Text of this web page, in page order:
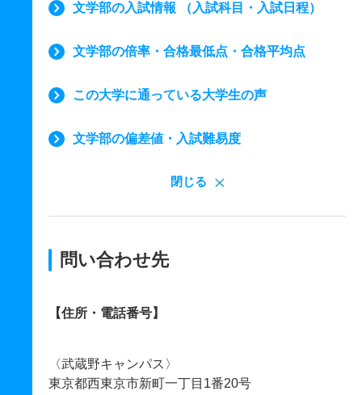
文学部の入試情報 （入試科目・入試日程）
文学部の倍率・合格最低点・合格平均点
この大学に通っている大学生の声
文学部の偏差値・入試難易度
閉じる
問い合わせ先
【住所・電話番号】
〈武蔵野キャンパス〉
東京都西東京市新町一丁目1番20号